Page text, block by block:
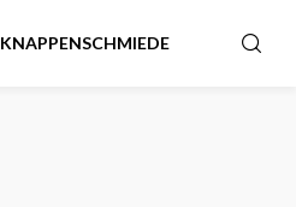
KNAPPENSCHMIEDE